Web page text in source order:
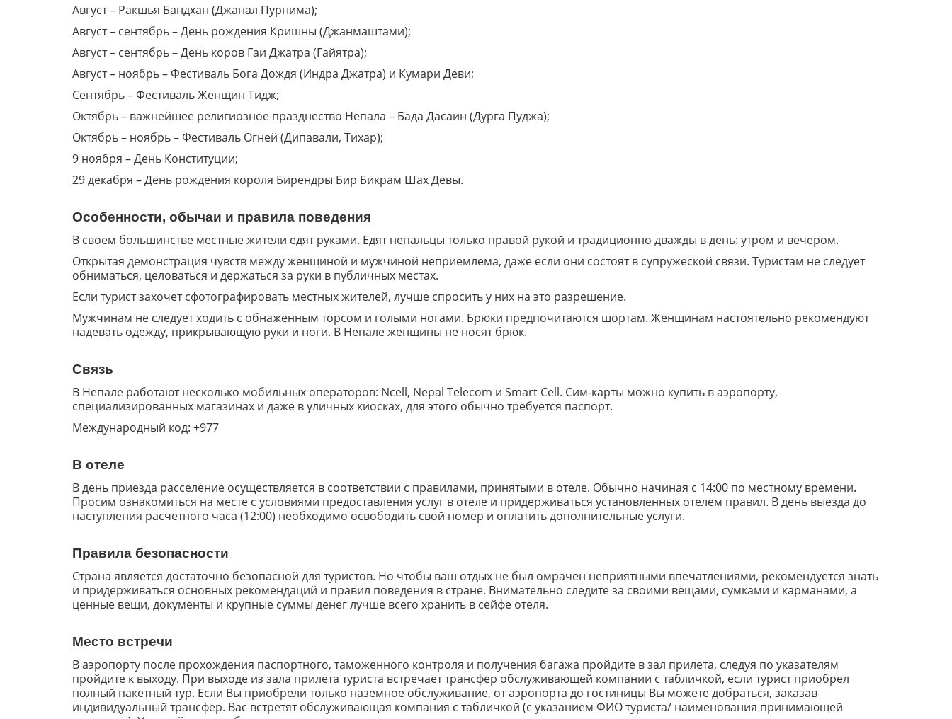
Август – Ракшья Бандхан (Джанал Пурнима);
Август – сентябрь – День рождения Кришны (Джанмаштами);
Август – сентябрь – День коров Гаи Джатра (Гайятра);
Август – ноябрь – Фестиваль Бога Дождя (Индра Джатра) и Кумари Деви;
Сентябрь – Фестиваль Женщин Тидж;
Октябрь – важнейшее религиозное празднество Непала – Бада Дасаин (Дурга Пуджа);
Октябрь – ноябрь – Фестиваль Огней (Дипавали, Тихар);
9 ноября – День Конституции;
29 декабря – День рождения короля Бирендры Бир Бикрам Шах Девы.
Особенности, обычаи и правила поведения
В своем большинстве местные жители едят руками. Едят непальцы только правой рукой и традиционно дважды в день: утром и вечером.
Открытая демонстрация чувств между женщиной и мужчиной неприемлема, даже если они состоят в супружеской связи. Туристам не следует
обниматься, целоваться и держаться за руки в публичных местах.
Если турист захочет сфотографировать местных жителей, лучше спросить у них на это разрешение.
Мужчинам не следует ходить с обнаженным торсом и голыми ногами. Брюки предпочитаются шортам. Женщинам настоятельно рекомендуют
надевать одежду, прикрывающую руки и ноги. В Непале женщины не носят брюк.
Связь
В Непале работают несколько мобильных операторов: Ncell, Nepal Telecom и Smart Cell. Сим-карты можно купить в аэропорту,
специализированных магазинах и даже в уличных киосках, для этого обычно требуется паспорт.
Международный код: +977
В отеле
В день приезда расселение осуществляется в соответствии с правилами, принятыми в отеле. Обычно начиная с 14:00 по местному времени.
Просим ознакомиться на месте с условиями предоставления услуг в отеле и придерживаться установленных отелем правил. В день выезда до
наступления расчетного часа (12:00) необходимо освободить свой номер и оплатить дополнительные услуги.
Правила безопасности
Страна является достаточно безопасной для туристов. Но чтобы ваш отдых не был омрачен неприятными впечатлениями, рекомендуется знать
и придерживаться основных рекомендаций и правил поведения в стране. Внимательно следите за своими вещами, сумками и карманами, а
ценные вещи, документы и крупные суммы денег лучше всего хранить в сейфе отеля.
Место встречи
В аэропорту после прохождения паспортного, таможенного контроля и получения багажа пройдите в зал прилета, следуя по указателям
пройдите к выходу. При выходе из зала прилета туриста встречает трансфер обслуживающей компании с табличкой, если турист приобрел
полный пакетный тур. Если Вы приобрели только наземное обслуживание, от аэропорта до гостиницы Вы можете добраться, заказав
индивидуальный трансфер. Вас встретят обслуживающая компания с табличкой (с указанием ФИО туриста/ наименования принимающей